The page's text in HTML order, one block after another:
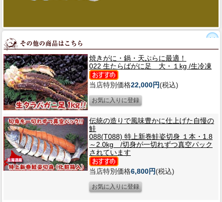
焼きがに・鍋・天ぷらに最適！
022 生たらばがに足 大・１kg /生冷凍
当店特別価格22,000円(税込)
伝統の造りで風味豊かに仕上げた自慢の
鮭
088(T088) 特上新巻鮭姿切身 １本・1.8
～2.0kg /切身が一切れずつ真空パック
されています
当店特別価格6,800円(税込)